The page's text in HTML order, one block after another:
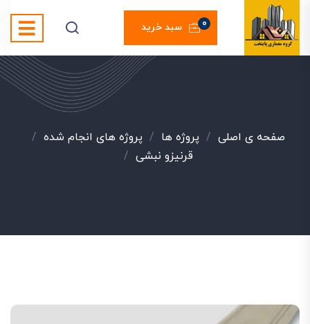
سبد خرید 0
صفحه ی اصلی / پروژه ها / پروژه های انجام شده /
قرنیزو نبشی /